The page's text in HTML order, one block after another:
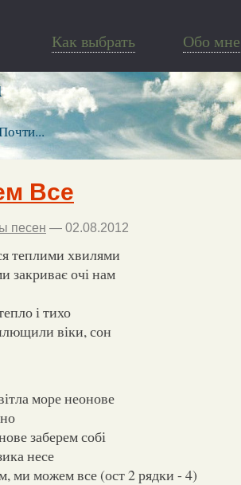
Как выбрать Обо мне
Все
песен — 02.08.2012
теплими хвилями
закриває очі нам
і тихо
віки, сон
море неонове
заберем собі
несе
ми можем все (ост 2 рядки - 4)